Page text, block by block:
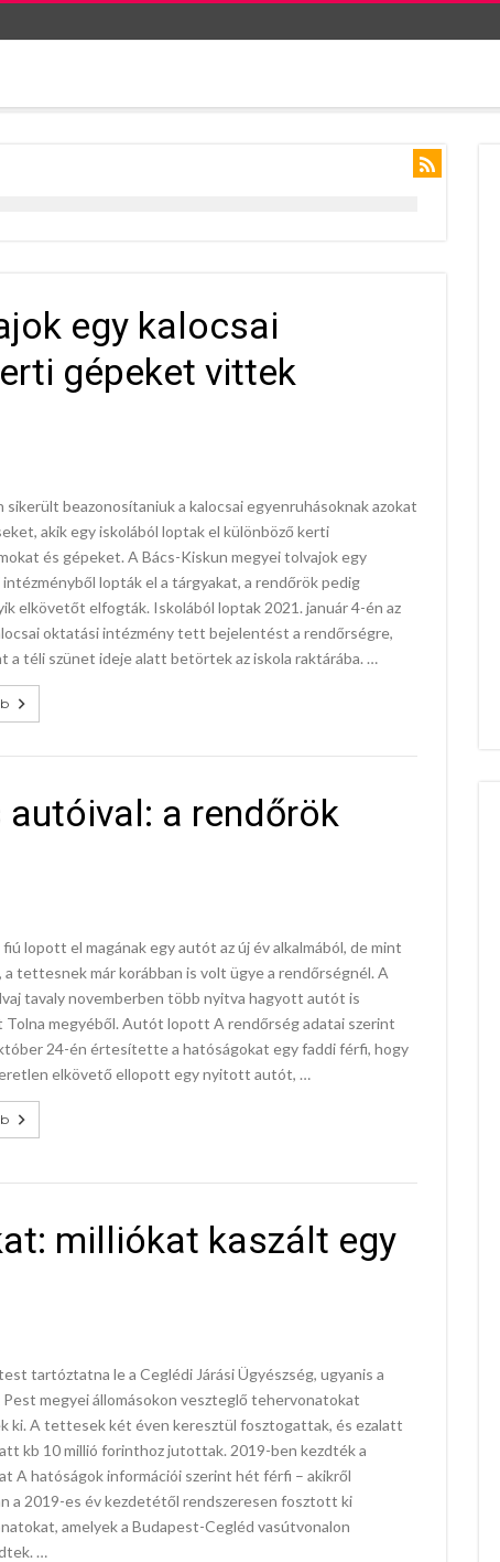
egy kalocsai
gépeket vittek
sikerült beazonosítaniuk a kalocsai egyenruhásoknak azokat
akik egy iskolából loptak el különböző kerti
és gépeket. A Bács-Kiskun megyei tolvajok egy
intézményből lopták el a tárgyakat, a rendőrök pedig
elkövetőt elfogták. Iskolából loptak 2021. január 4-én az
oktatási intézmény tett bejelentést a rendőrségre,
a téli szünet ideje alatt betörtek az iskola raktárába. …
a rendőrök
fiú lopott el magának egy autót az új év alkalmából, de mint
a tettesnek már korábban is volt ügye a rendőrségnél. A
tavaly novemberben több nyitva hagyott autót is
megyéből. Autót lopott A rendőrség adatai szerint
24-én értesítette a hatóságokat egy faddi férfi, hogy
elkövető ellopott egy nyitott autót, …
milliókat kaszált egy
tartóztatna le a Ceglédi Járási Ügyészség, ugyanis a
megyei állomásokon veszteglő tehervonatokat
ki. A tettesek két éven keresztül fosztogattak, és ezalatt
kb 10 millió forinthoz jutottak. 2019-ben kezdték a
A hatóságok információi szerint hét férfi – akikről
a 2019-es év kezdetétől rendszeresen fosztott ki
amelyek a Budapest-Cegléd vasútvonalon
…